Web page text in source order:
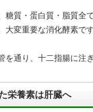
糖質・蛋白質・脂質全
大変重要な消化酵素です
を通り、十二指腸に注
栄養素は肝臓へ